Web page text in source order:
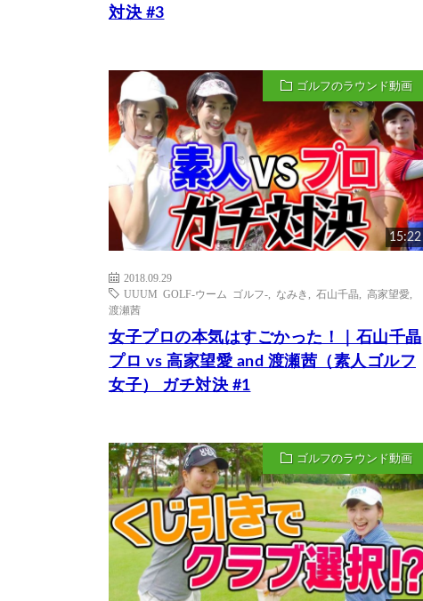
対決 #3
ゴルフのラウンド動画
15:22
2018.09.29
UUUM GOLF-ウーム ゴルフ-
なみき 石山千晶 高家望愛
渡瀬茜
女子プロの本気はすごかった！｜石山千晶
プロ vs 高家望愛 and 渡瀬茜（素人ゴルフ
女子） ガチ対決 #1
ゴルフのラウンド動画